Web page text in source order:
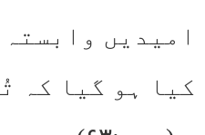
امیدیں
کیا ہو گیا کہ